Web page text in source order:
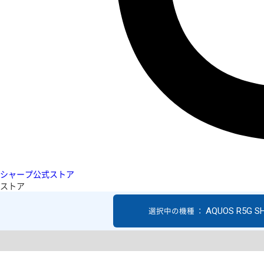
シャープ公式ストア
ストア
選択中の機種 ： AQUOS R5G